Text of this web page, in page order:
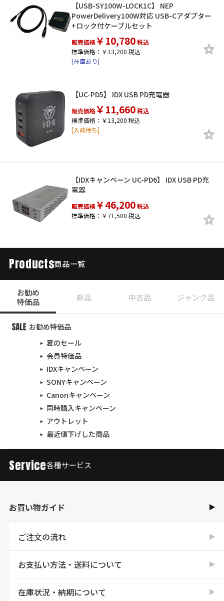
【USB-SY100W-LOCK1C】 NEP
PowerDelivery100W対応 USB-Cアダプター
+ロック付ケーブルセット
販売価格￥10,780税込
標準価格：￥13,200 税込
[在庫あり]
【UC-PD5】 IDX USB PD充電器
販売価格￥11,660税込
標準価格：￥13,200 税込
[入荷待ち]
【IDXキャンペーン UC-PD6】 IDX USB PD充
電器
販売価格￥46,200税込
標準価格：￥71,500 税込
Products商品一覧
お勧め
特価品
新品 中古品 ジャンク品
お勧め特価品
夏のセール
会員特価品
IDXキャンペーン
SONYキャンペーン
Canonキャンペーン
同時購入キャンペーン
アウトレット
最近値下げした商品
Service各種サービス
お買い物ガイド
ご注文の流れ
お支払い方法・送料について
在庫状況・納期について